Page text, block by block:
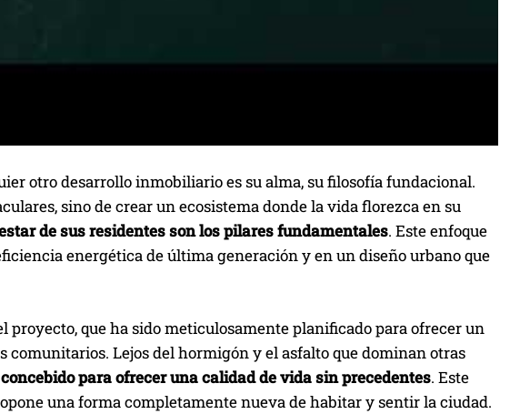
otro desarrollo inmobiliario es su alma, su filosofía fundacional.
sino de crear un ecosistema donde la vida florezca en su
de sus residentes son los pilares fundamentales. Este enfoque
energética de última generación y en un diseño urbano que
proyecto, que ha sido meticulosamente planificado para ofrecer un
Lejos del hormigón y el asfalto que dominan otras
para ofrecer una calidad de vida sin precedentes. Este
una forma completamente nueva de habitar y sentir la ciudad.